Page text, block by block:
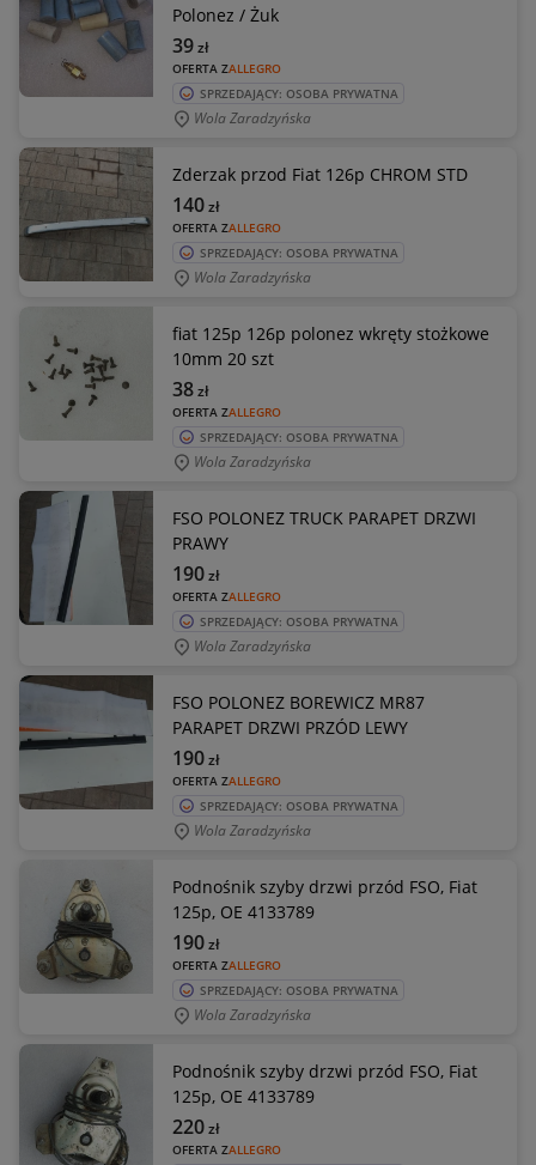
Polonez / Żuk
OFERTA ZALLEGRO
39zł
SPRZEDAJĄCY: OSOBA PRYWATNA
Wola Zaradzyńska
Zderzak przod Fiat 126p CHROM STD
OFERTA ZALLEGRO
140zł
SPRZEDAJĄCY: OSOBA PRYWATNA
Wola Zaradzyńska
fiat 125p 126p polonez wkręty stożkowe
10mm 20 szt
OFERTA ZALLEGRO
38zł
SPRZEDAJĄCY: OSOBA PRYWATNA
Wola Zaradzyńska
FSO POLONEZ TRUCK PARAPET DRZWI
PRAWY
OFERTA ZALLEGRO
190zł
SPRZEDAJĄCY: OSOBA PRYWATNA
Wola Zaradzyńska
FSO POLONEZ BOREWICZ MR87
PARAPET DRZWI PRZÓD LEWY
OFERTA ZALLEGRO
190zł
SPRZEDAJĄCY: OSOBA PRYWATNA
Wola Zaradzyńska
Podnośnik szyby drzwi przód FSO, Fiat
125p, OE 4133789
OFERTA ZALLEGRO
190zł
SPRZEDAJĄCY: OSOBA PRYWATNA
Wola Zaradzyńska
Podnośnik szyby drzwi przód FSO, Fiat
125p, OE 4133789
OFERTA ZALLEGRO
220zł